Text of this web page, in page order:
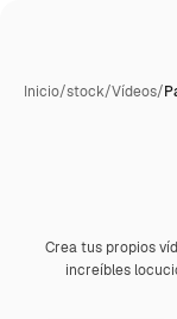
Inicio/stock/Vídeos/
Crea tus propios
increíbles